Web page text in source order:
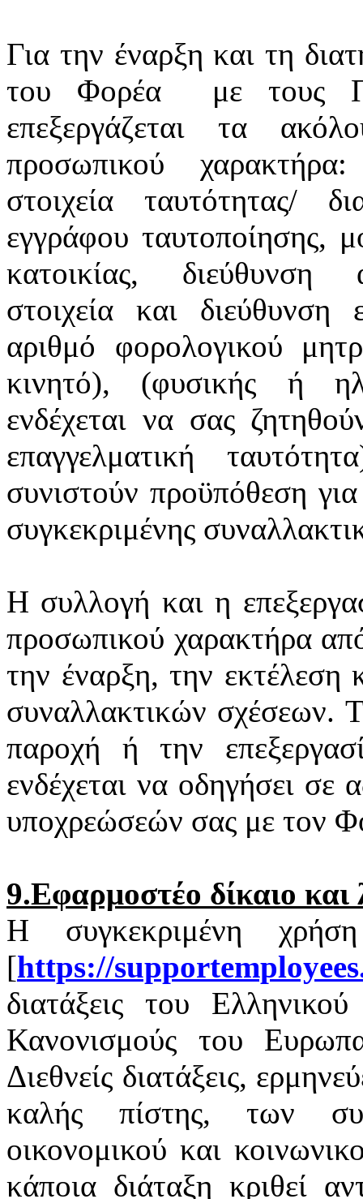
Για την έναρξη και τη
του Φορέα
με τους
επεξεργάζεται τα
προσωπικού
στοιχεία ταυτότητας/
εγγράφου ταυτοποίησης,
κατοικίας, διεύθυνση
στοιχεία και διεύθυνση
αριθμό φορολογικού
κινητό), (φυσικής ή
ενδέχεται να σας
επαγγελματική
συνιστούν προϋπόθεση
συγκεκριμένης
Η συλλογή και η
προσωπικού χαρακτήρα
την έναρξη, την εκτέλεση
συναλλακτικών σχέσεων.
παροχή ή την
ενδέχεται να οδηγήσει σε
υποχρεώσεών σας με τον
9.Εφαρμοστέο δίκαιο και
Η συγκεκριμένη
[https://supportemployees
διατάξεις του
Κανονισμούς του
Διεθνείς διατάξεις,
καλής πίστης, των
οικονομικού και
κάποια διάταξη κριθεί